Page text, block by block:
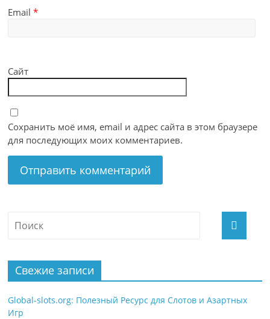
Email*
Сайт
Сохранить моё имя, email и адрес сайта в этом браузере
для последующих моих комментариев.
Свежие записи
Global-slots.org: Полезный Ресурс для Слотов и Азартных
Игр